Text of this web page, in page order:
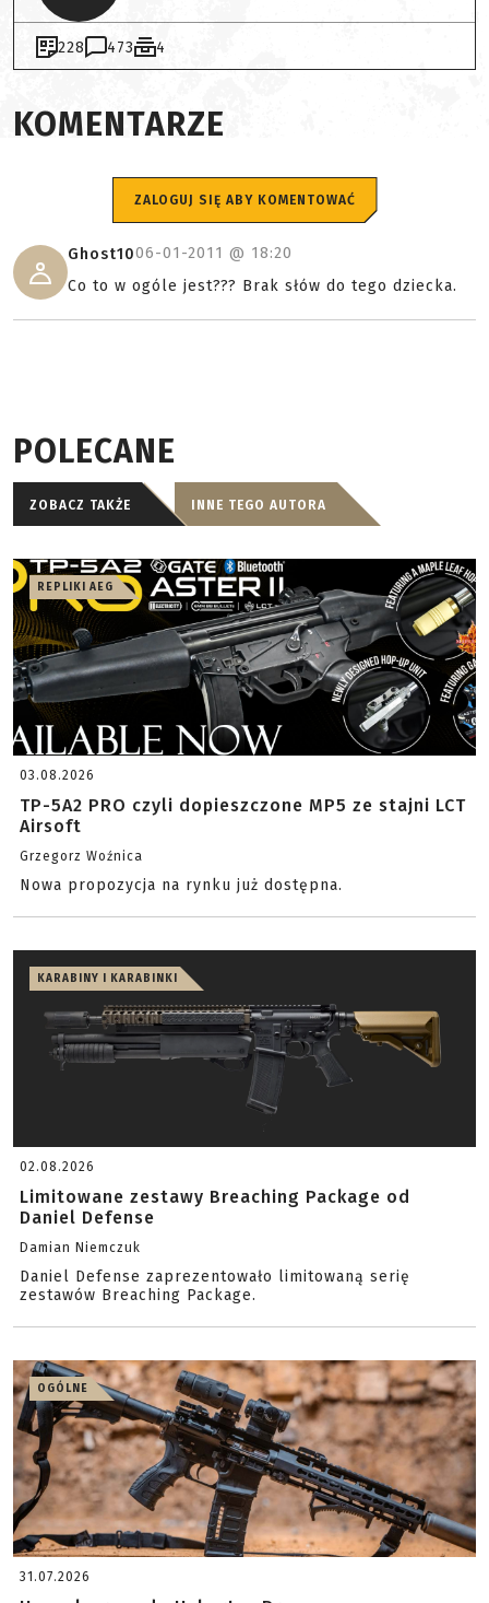
228 473 4
KOMENTARZE
ZALOGUJ SIĘ ABY KOMENTOWAĆ
Ghost1006-01-2011 @ 18:20
Co to w ogóle jest??? Brak słów do tego dziecka.
POLECANE
ZOBACZ TAKŻE INNE TEGO AUTORA
REPLIKI AEG
03.08.2026
TP-5A2 PRO czyli dopieszczone MP5 ze stajni LCT
Airsoft
Grzegorz Woźnica
Nowa propozycja na rynku już dostępna.
KARABINY I KARABINKI
02.08.2026
Limitowane zestawy Breaching Package od
Daniel Defense
Damian Niemczuk
Daniel Defense zaprezentowało limitowaną serię
zestawów Breaching Package.
OGÓLNE
31.07.2026